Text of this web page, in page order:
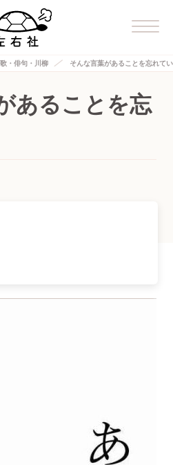
・俳句・川柳 そんな言葉があることを忘れて
あることを忘